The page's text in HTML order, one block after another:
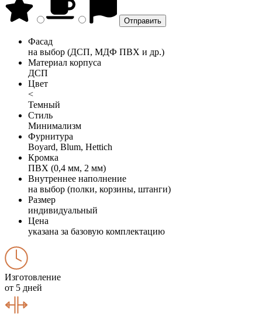
Фасад
на выбор (ДСП, МДФ ПВХ и др.)
Материал корпуса
ДСП
Цвет
<
Темный
Стиль
Минимализм
Фурнитура
Boyard, Blum, Hettich
Кромка
ПВХ (0,4 мм, 2 мм)
Внутреннее наполнение
на выбор (полки, корзины, штанги)
Размер
индивидуальный
Цена
указана за базовую комплектацию
Изготовление
от 5 дней